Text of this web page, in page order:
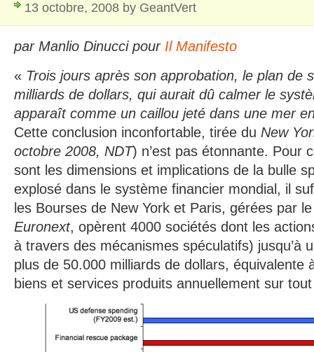
13 octobre, 2008 by GeantVert
par Manlio Dinucci pour Il Manifesto
« Trois jours après son approbation, le plan de
milliards de dollars, qui aurait dû calmer le
apparaît comme un caillou jeté dans une mer
Cette conclusion inconfortable, tirée du New
octobre 2008, NDT) n’est pas étonnante. Pour
sont les dimensions et implications de la bulle
explosé dans le système financier mondial, il
les Bourses de New York et Paris, gérées par
Euronext, opèrent 4000 sociétés dont les
à travers des mécanismes spéculatifs) jusqu’à
plus de 50.000 milliards de dollars, équivalente
biens et services produits annuellement sur